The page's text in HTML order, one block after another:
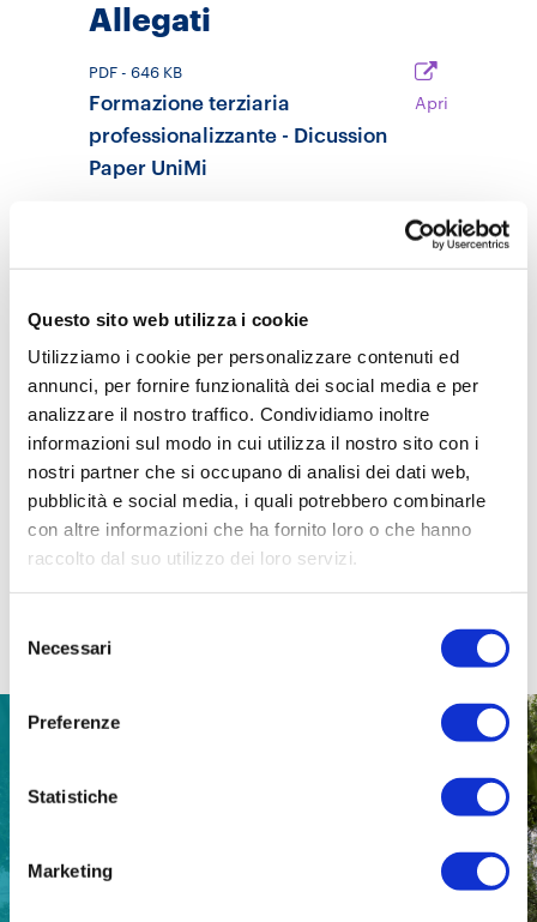
Questo sito web utilizza i cookie
Utilizziamo i cookie per personalizzare contenuti ed
annunci, per fornire funzionalità dei social media e per
analizzare il nostro traffico. Condividiamo inoltre
informazioni sul modo in cui utilizza il nostro sito con i
nostri partner che si occupano di analisi dei dati web,
pubblicità e social media, i quali potrebbero combinarle
con altre informazioni che ha fornito loro o che hanno
raccolto dal suo utilizzo dei loro servizi.
delNecessari
Preferenze
Statistiche
Marketing
Allegati
PDF - 646 KB
Formazione terziaria
professionalizzante - Dicussion
Paper UniMi
Apri
Politiche scolastiche
Università e Innovazione
Istituti Tecnici Superiori
Lauree professionalizzanti
lavoro
sistema d'istruzione
Contenuti correlati